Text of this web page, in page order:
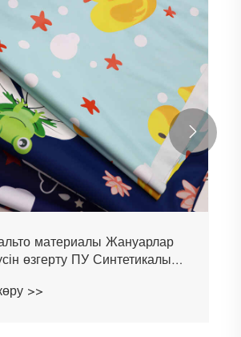
су өткізбейтін жаңбыр
мата
>>
